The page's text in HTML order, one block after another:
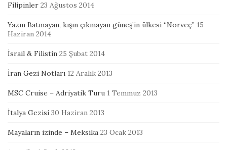
Filipinler 23 Ağustos 2014
Yazın Batmayan, kışın çıkmayan güneş’in ülkesi “Norveç” 15
Haziran 2014
İsrail & Filistin 25 Şubat 2014
İran Gezi Notları 12 Aralık 2013
MSC Cruise – Adriyatik Turu 1 Temmuz 2013
İtalya Gezisi 30 Haziran 2013
Mayaların izinde – Meksika 23 Ocak 2013